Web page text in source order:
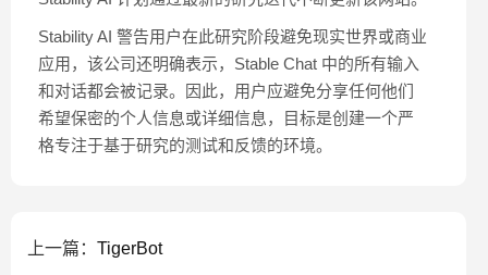
Stability AI 警告用户在此研究阶段避免现实世界或商业
应用，该公司还明确表示，Stable Chat 中的所有输入
和对话都会被记录。因此，用户应避免分享任何他们
希望保密的个人信息或详细信息，目标是创建一个严
格专注于基于研究的测试和反馈的环境。
上一篇： TigerBot